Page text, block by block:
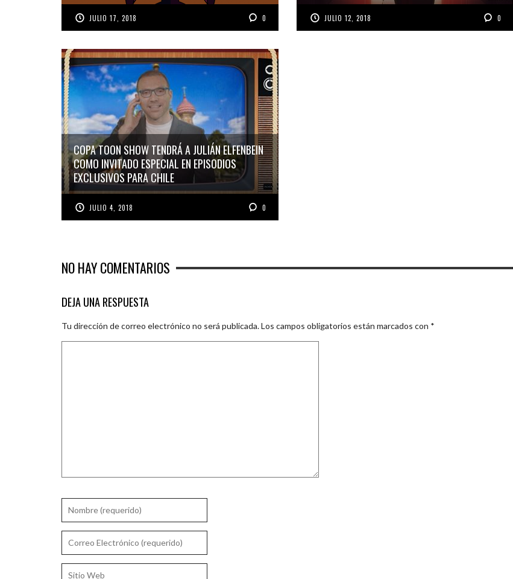
JULIO 17, 2018 0 JULIO 12, 2018 0
COPA TOON SHOW TENDRÁ A JULIÁN ELFENBEIN
COMO INVITADO ESPECIAL EN EPISODIOS
EXCLUSIVOS PARA CHILE
JULIO 4, 2018 0
NO HAY COMENTARIOS
DEJA UNA RESPUESTA
Tu dirección de correo electrónico no será publicada.Los campos obligatorios están marcados con *